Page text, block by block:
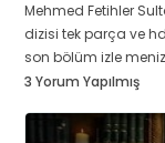
Mehmed Fetihler
dizisi tek parça ve
son bölüm izle
3 Yorum Yapılmış